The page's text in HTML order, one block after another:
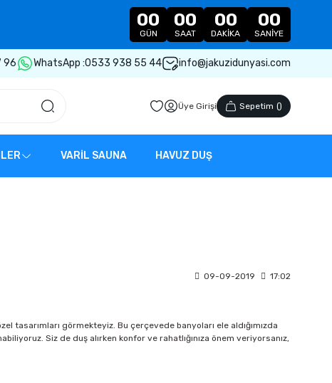
00
GÜN
00
SAAT
00
DAKIKA
00
SANIYE
96 WhatsApp :0533 938 55 44 info@jakuzidunyasi.com
Üye Girişi Sepetim ()
VARİL SAUNA HAVUZ DUŞ
09-09-2019 17:02
tasarımları görmekteyiz. Bu çerçevede banyoları ele aldığımızda
Siz de duş alırken konfor ve rahatlığınıza önem veriyorsanız,